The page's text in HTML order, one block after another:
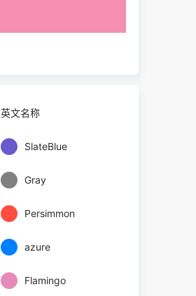
英文名称
SlateBlue
Gray
Persimmon
azure
Flamingo